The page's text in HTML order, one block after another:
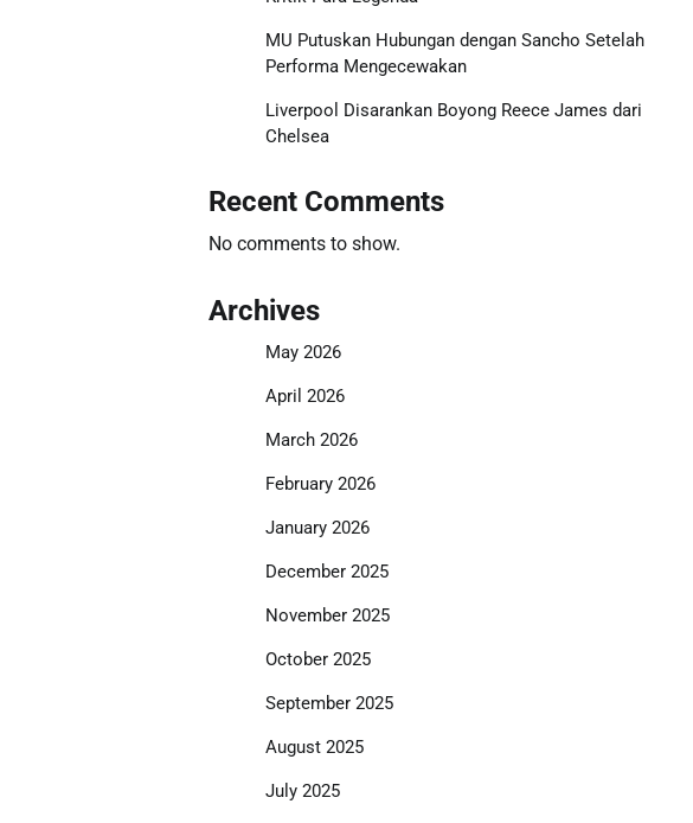
MU Putuskan Hubungan dengan Sancho Setelah
Performa Mengecewakan
Liverpool Disarankan Boyong Reece James dari
Chelsea
Recent Comments
No comments to show.
Archives
May 2026
April 2026
March 2026
February 2026
January 2026
December 2025
November 2025
October 2025
September 2025
August 2025
July 2025